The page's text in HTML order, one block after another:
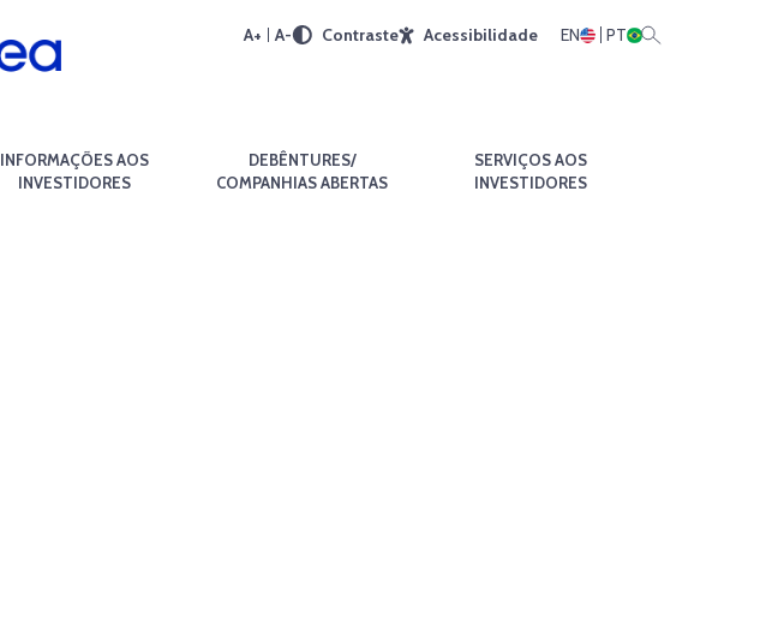
A+ A- Contraste Acessibilidade EN PT
INFORMAÇÕES AOS
INVESTIDORES
DEBÊNTURES/
COMPANHIAS ABERTAS
SERVIÇOS AOS
INVESTIDORES